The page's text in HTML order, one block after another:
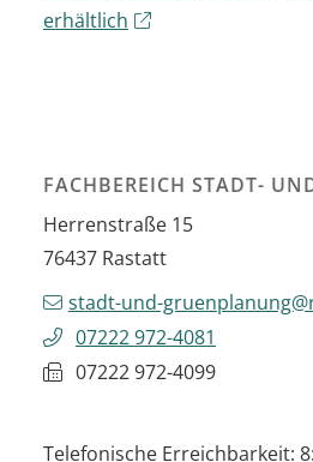
erhältlich
FACHBEREICH STADT-
Herrenstraße 15
76437 Rastatt
stadt-und-
07222 972-4081
07222 972-4099
Telefonische Erreichbarkeit: